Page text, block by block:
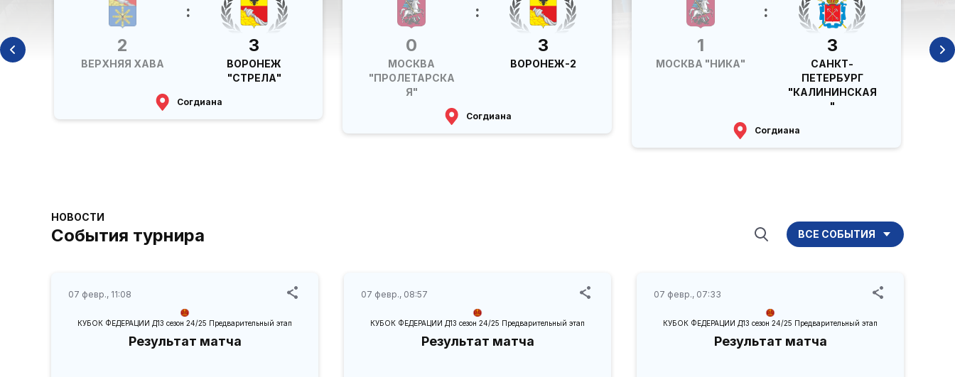
2
ВЕРХНЯЯ ХАВА
:
3
ВОРОНЕЖ
"СТРЕЛА"
Согдиана
0
МОСКВА
"ПРОЛЕТАРСКА
Я"
:
3
ВОРОНЕЖ-2
Согдиана
1
МОСКВА "НИКА"
:
3
САНКТ-
ПЕТЕРБУРГ
"КАЛИНИНСКАЯ
"
Согдиана
НОВОСТИ
События турнира ВСЕ СОБЫТИЯ
07 февр., 11:08
КУБОК ФЕДЕРАЦИИ Д13 сезон 24/25 Предварительный этап
Результат матча
07 февр., 08:57
КУБОК ФЕДЕРАЦИИ Д13 сезон 24/25 Предварительный этап
Результат матча
07 февр., 07:33
КУБОК ФЕДЕРАЦИИ Д13 сезон 24/25 Предварительный этап
Результат матча